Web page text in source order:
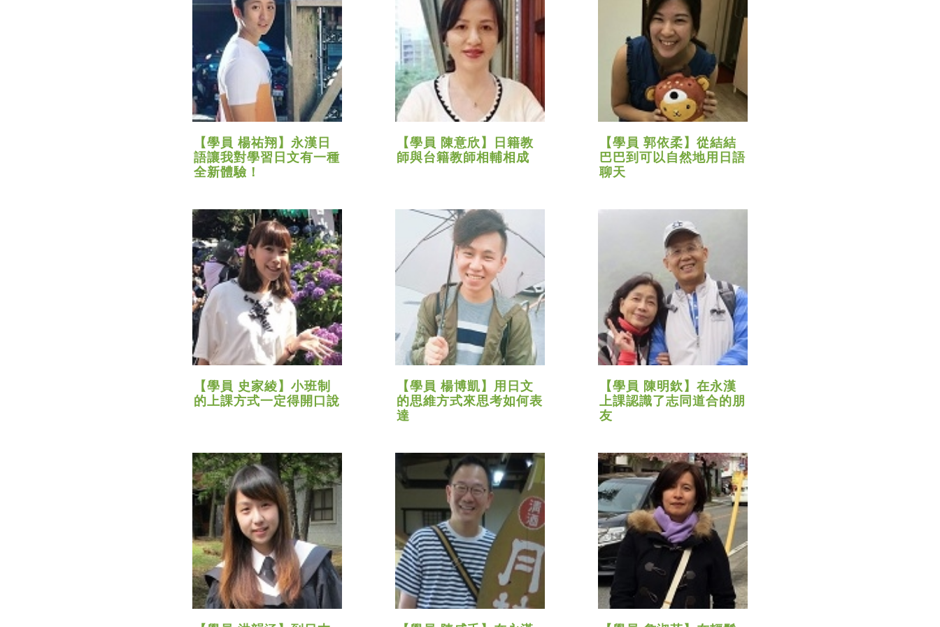
【學員 楊祐翔】永漢日
語讓我對學習日文有一種
全新體驗！
【學員 陳意欣】日籍教
師與台籍教師相輔相成
【學員 郭依柔】從結結
巴巴到可以自然地用日語
聊天
【學員 史家綾】小班制
的上課方式一定得開口說
【學員 楊博凱】用日文
的思維方式來思考如何表
達
【學員 陳明欽】在永漢
上課認識了志同道合的朋
友